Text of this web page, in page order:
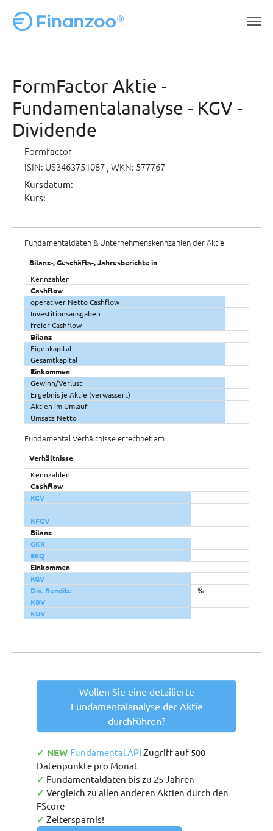
FormFactor Aktie -
Fundamentalanalyse - KGV -
Dividende
Formfactor
ISIN: US3463751087 , WKN: 577767
Kursdatum:
Kurs:
Fundamentaldaten & Unternehmenskennzahlen der Aktie
Bilanz-, Geschäfts-, Jahresberichte in
Kennzahlen
Cashflow
operativer Netto Cashflow
Investitionsausgaben
freier Cashflow
Bilanz
Eigenkapital
Gesamtkapital
Einkommen
Gewinn/Verlust
Ergebnis je Aktie (verwässert)
Aktien im Umlauf
Umsatz Netto
Fundamental Verhältnisse errechnet am:
Verhältnisse
Kennzahlen
Cashflow
KCV
KFCV
Bilanz
GKR
EKQ
Einkommen
KGV
Div. Rendite
%
KBV
KUV
Wollen Sie eine detailierte
Fundamentalanalyse der Aktie
durchführen?
✓ NEW Fundamental API Zugriff auf 500
Datenpunkte pro Monat
✓ Fundamentaldaten bis zu 25 Jahren
✓ Vergleich zu allen anderen Aktien durch den
FScore
✓ Zeitersparnis!